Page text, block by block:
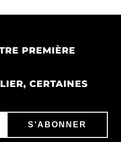
PREMIÈRE
CERTAINES
S'ABONNER